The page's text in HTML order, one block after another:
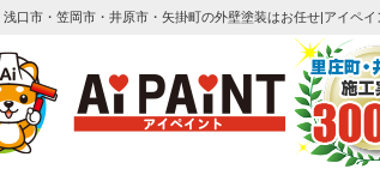
浅口市・笠岡市・井原市・矢掛町の外壁塗装はお任せ|アイペイ